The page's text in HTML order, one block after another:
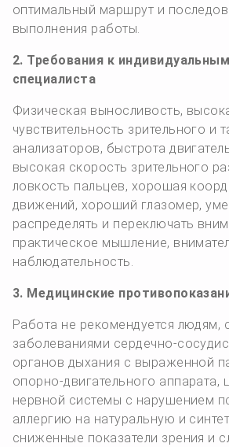
оптимальный маршрут и
выпол­нения работы.
2. Требования к
специалиста
Физическая выносливость,
чувствительность зрительного и
анализаторов, быстрота
высокая скорость зрительного
ловкость пальцев, хорошая
движений, хороший глазомер,
распределять и переключать
практическое мышление,
наблюдательность.
3. Медицинские
Работа не рекомендуется людям,
заболева­ниями сердечно-
органов дыхания с выраженной
опорно-двигательного аппарата,
нервной системы с нарушением
аллергию на натуральную и
сниженные показатели зрения и